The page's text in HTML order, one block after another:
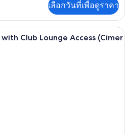
เลือกวันที่เพื่อดูราคา
เครื่องนอนระดับพรีเมียม, มินิบาร์ฟรี,
Club Lounge Access (Cimer